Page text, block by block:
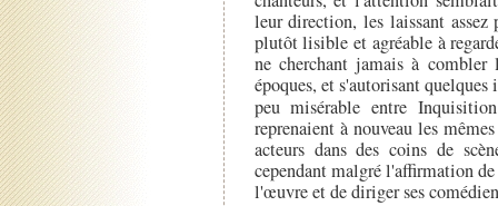
leur direction, les laissant
plutôt lisible et agréable à
ne cherchant jamais à
époques, et s'autorisant
peu misérable entre
reprenaient à nouveau les
acteurs dans des coins de
cependant malgré l'affirmation
l'œuvre et de diriger ses